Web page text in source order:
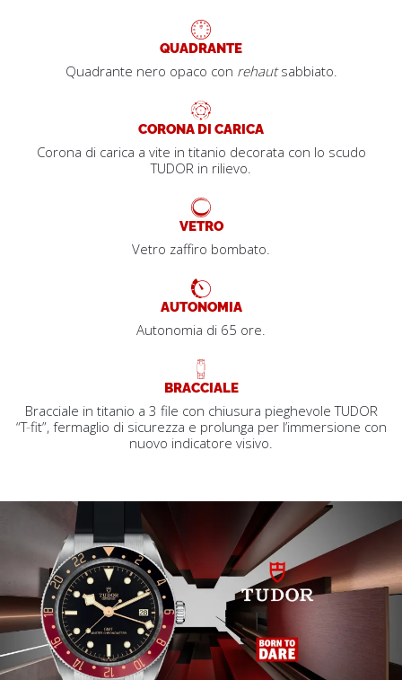
QUADRANTE
Quadrante nero opaco con rehautsabbiato.
CORONA DI CARICA
Corona di carica a vite in titanio decorata con lo scudo
TUDOR in rilievo.
VETRO
Vetro zaffiro bombato.
AUTONOMIA
Autonomia di 65 ore.
BRACCIALE
Bracciale in titanio a 3 file con chiusura pieghevole TUDOR
“T‑fit”, fermaglio di sicurezza e prolunga per l’immersione con
nuovo indicatore visivo.